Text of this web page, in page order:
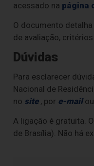
acessado na página
O documento
de avaliação,
Dúvidas
Para esclarecer
Nacional de
no site , por e-mail
A ligação é gratuita.
de Brasília). Não há